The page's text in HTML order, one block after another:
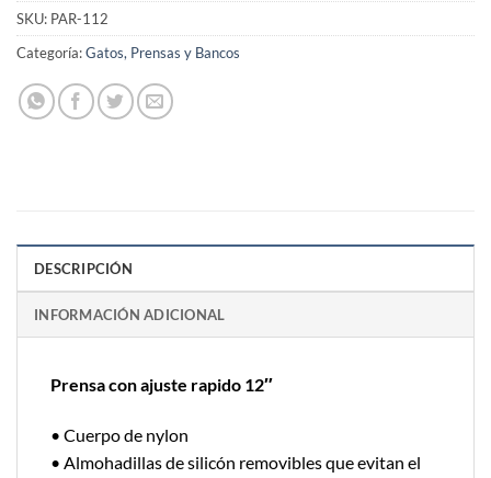
SKU: PAR-112
Categoría:Gatos, Prensas y Bancos
DESCRIPCIÓN
INFORMACIÓN ADICIONAL
Prensa con ajuste rapido 12″
• Cuerpo de nylon
• Almohadillas de silicón removibles que evitan el